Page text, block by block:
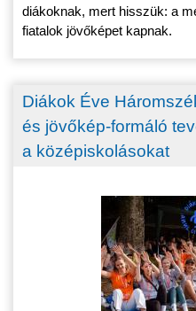
diákoknak, mert hisszük: a
fiatalok jövőképet kapnak.
Diákok Éve
és jövőkép-formáló
a középiskolásokat